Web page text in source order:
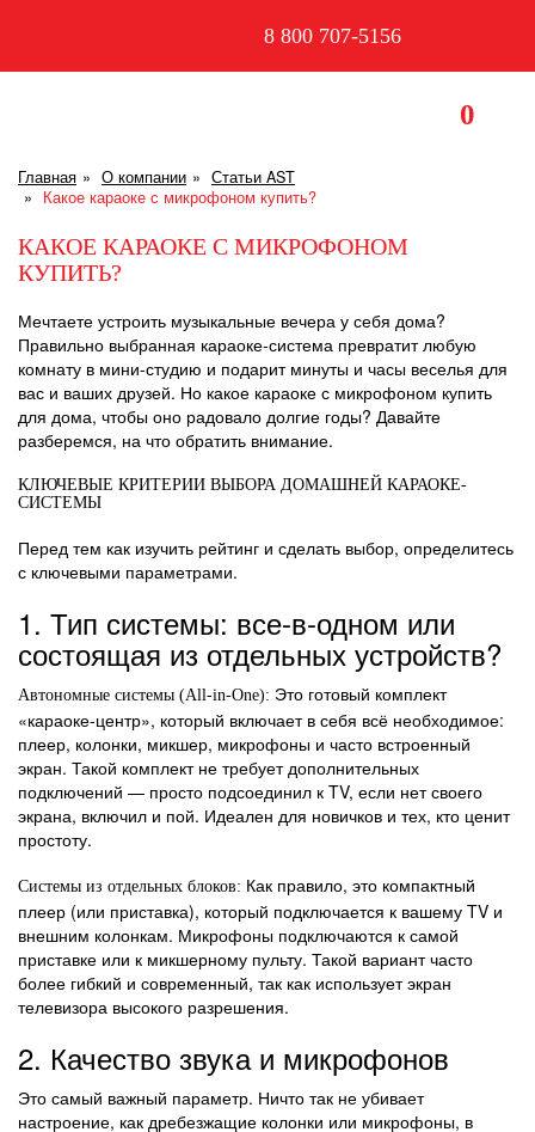
8 800 707-5156
0
Главная О компании
Статьи AST
Какое караоке с микрофоном купить?
КАКОЕ КАРАОКЕ С МИКРОФОНОМ
КУПИТЬ?
Мечтаете устроить музыкальные вечера у себя дома?
Правильно выбранная караоке-система превратит любую
комнату в мини-студию и подарит минуты и часы веселья для
вас и ваших друзей. Но какое караоке с микрофоном купить
для дома, чтобы оно радовало долгие годы? Давайте
разберемся, на что обратить внимание.
КЛЮЧЕВЫЕ КРИТЕРИИ ВЫБОРА ДОМАШНЕЙ КАРАОКЕ-
СИСТЕМЫ
Перед тем как изучить рейтинг и сделать выбор, определитесь
с ключевыми параметрами.
1. Тип системы: все-в-одном или
состоящая из отдельных устройств?
Автономные системы (All-in-One): Это готовый комплект
«караоке-центр», который включает в себя всё необходимое:
плеер, колонки, микшер, микрофоны и часто встроенный
экран. Такой комплект не требует дополнительных
подключений — просто подсоединил к TV, если нет своего
экрана, включил и пой. Идеален для новичков и тех, кто ценит
простоту.
Системы из отдельных блоков: Как правило, это компактный
плеер (или приставка), который подключается к вашему TV и
внешним колонкам. Микрофоны подключаются к самой
приставке или к микшерному пульту. Такой вариант часто
более гибкий и современный, так как использует экран
телевизора высокого разрешения.
2. Качество звука и микрофонов
Это самый важный параметр. Ничто так не убивает
настроение, как дребезжащие колонки или микрофоны, в